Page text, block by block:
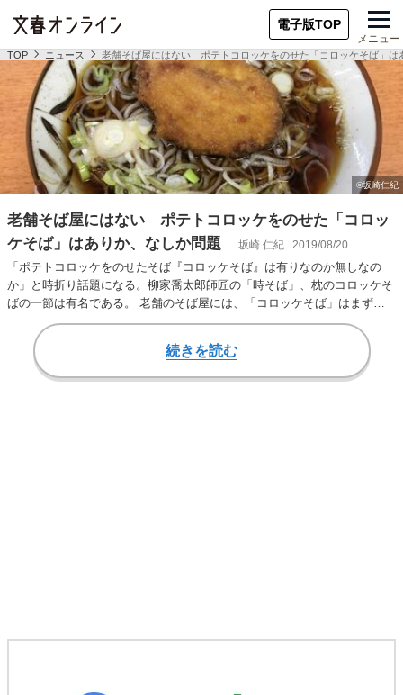
電子版TOP
メニュー
TOP ニュース 老舗そば屋にはない ポテトコロッケをのせた「コロッケそば」は
老舗そば屋にはない ポテトコロッケをのせた「コロッ
ケそば」はありか、なしか問題
坂崎 仁紀 2019/08/20
「ポテトコロッケをのせたそば『コロッケそば』は有りなのか無しなの
か」と時折り話題になる。柳家喬太郎師匠の「時そば」、枕のコロッケそ
ばの一節は有名である。 老舗のそば屋には、「コロッケそば」はまず存
在しない。銀座の「よ…
続きを読む